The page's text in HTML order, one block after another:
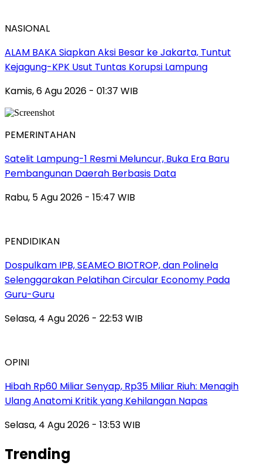
NASIONAL
ALAM BAKA Siapkan Aksi Besar ke Jakarta, Tuntut
Kejagung-KPK Usut Tuntas Korupsi Lampung
Kamis, 6 Agu 2026 - 01:37 WIB
PEMERINTAHAN
Satelit Lampung-1 Resmi Meluncur, Buka Era Baru
Pembangunan Daerah Berbasis Data
Rabu, 5 Agu 2026 - 15:47 WIB
PENDIDIKAN
Dospulkam IPB, SEAMEO BIOTROP, dan Polinela
Selenggarakan Pelatihan Circular Economy Pada
Guru-Guru
Selasa, 4 Agu 2026 - 22:53 WIB
OPINI
Hibah Rp60 Miliar Senyap, Rp35 Miliar Riuh: Menagih
Ulang Anatomi Kritik yang Kehilangan Napas
Selasa, 4 Agu 2026 - 13:53 WIB
Trending